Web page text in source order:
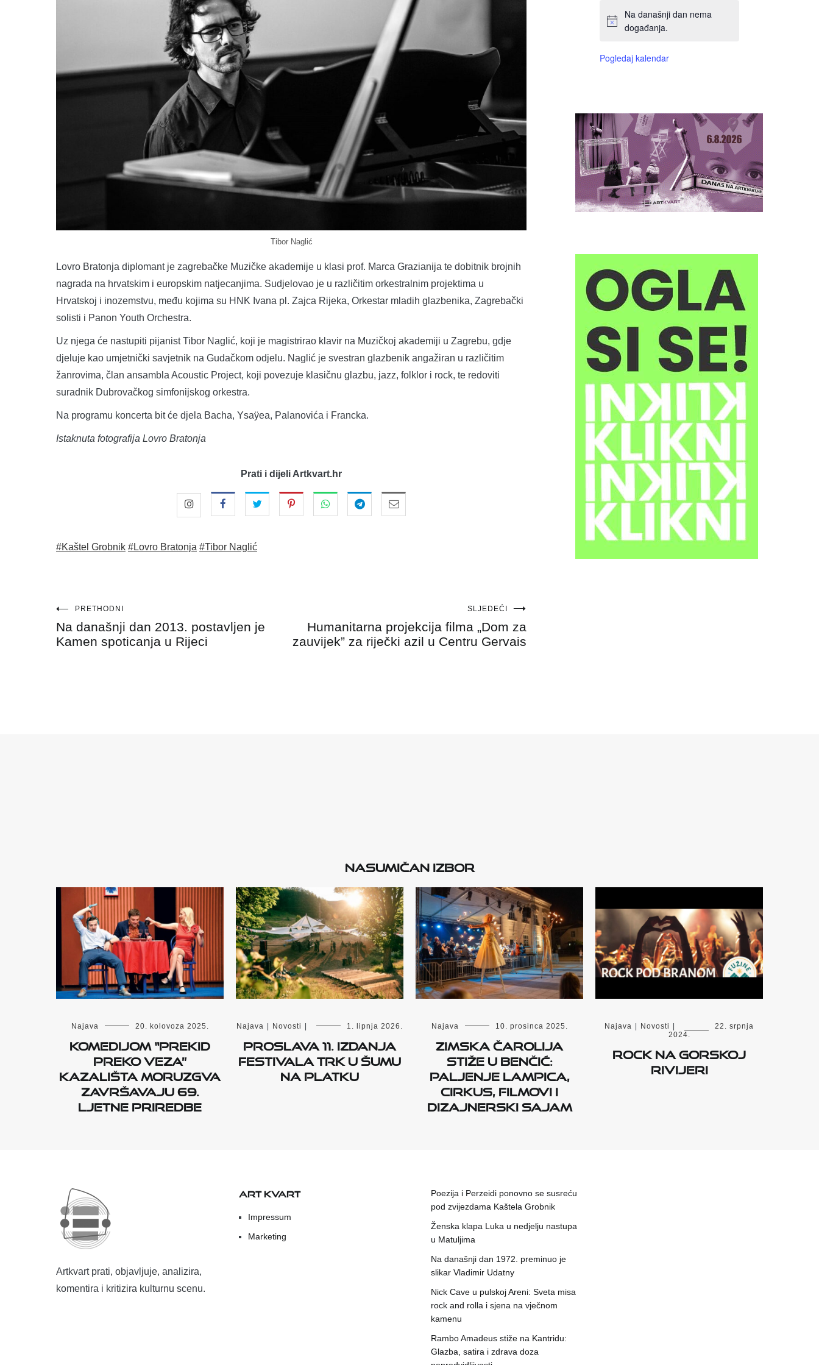
Tibor Naglić
Lovro Bratonja diplomant je zagrebačke Muzičke akademije u klasi prof. Marca Grazianija te dobitnik brojnih
nagrada na hrvatskim i europskim natjecanjima. Sudjelovao je u različitim orkestralnim projektima u
Hrvatskoj i inozemstvu, među kojima su HNK Ivana pl. Zajca Rijeka, Orkestar mladih glazbenika, Zagrebački
solisti i Panon Youth Orchestra.
Uz njega će nastupiti pijanist Tibor Naglić, koji je magistrirao klavir na Muzičkoj akademiji u Zagrebu, gdje
djeluje kao umjetnički savjetnik na Gudačkom odjelu. Naglić je svestran glazbenik angažiran u različitim
žanrovima, član ansambla Acoustic Project, koji povezuje klasičnu glazbu, jazz, folklor i rock, te redoviti
suradnik Dubrovačkog simfonijskog orkestra.
Na programu koncerta bit će djela Bacha, Ysaÿea, Palanovića i Francka.
Istaknuta fotografija Lovro Bratonja
Prati i dijeli Artkvart.hr
#Kaštel Grobnik #Lovro Bratonja #Tibor Naglić
Navigacija
objava
PRETHODNI
Na današnji dan 2013. postavljen je
Kamen spoticanja u Rijeci
SLJEDEĆI
Humanitarna projekcija filma „Dom za
zauvijek” za riječki azil u Centru Gervais
Na današnji dan nema
događanja.
Pogledaj kalendar
Nasumičan izbor
Najava 20. kolovoza 2025.
Komedijom “Prekid
preko veza”
Kazališta Moruzgva
završavaju 69.
Ljetne priredbe
Najava Novosti 1. lipnja 2026.
Proslava 11. izdanja
festivala Trk u Šumu
na Platku
Najava 10. prosinca 2025.
Zimska čarolija
stiže u Benčić:
paljenje lampica,
cirkus, filmovi i
dizajnerski sajam
Najava Novosti
22. srpnja
2024.
ROCK NA GORSKOJ
RIVIJERI
Artkvart prati, objavljuje, analizira,
komentira i kritizira kulturnu scenu.
ART KVART
Impressum
Marketing
Poezija i Perzeidi ponovno se susreću
pod zvijezdama Kaštela Grobnik
Ženska klapa Luka u nedjelju nastupa
u Matuljima
Na današnji dan 1972. preminuo je
slikar Vladimir Udatny
Nick Cave u pulskoj Areni: Sveta misa
rock and rolla i sjena na vječnom
kamenu
Rambo Amadeus stiže na Kantridu:
Glazba, satira i zdrava doza